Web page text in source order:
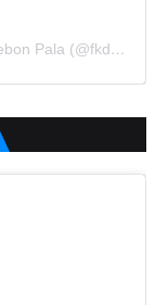
Sebuah kiriman dibagikan oleh FKDM Kebon Pala (@fkdm_kebonpala)